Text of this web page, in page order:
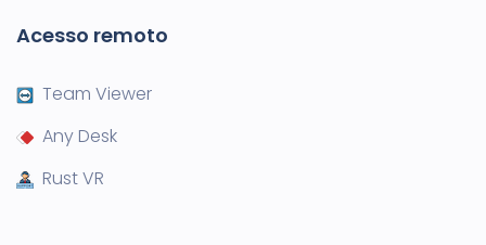
Acesso remoto
Team Viewer
Any Desk
Rust VR